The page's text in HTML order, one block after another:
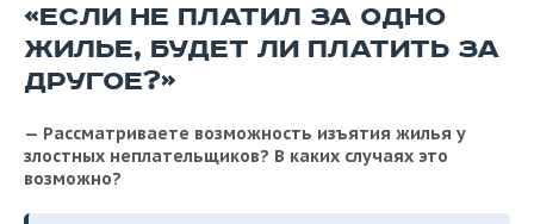
«ЕСЛИ НЕ ПЛАТИЛ ЗА ОДНО
ЖИЛЬЕ, БУДЕТ ЛИ ПЛАТИТЬ ЗА
ДРУГОЕ?»
— Рассматриваете возможность изъятия жилья у
злостных неплательщиков? В каких случаях это
возможно?